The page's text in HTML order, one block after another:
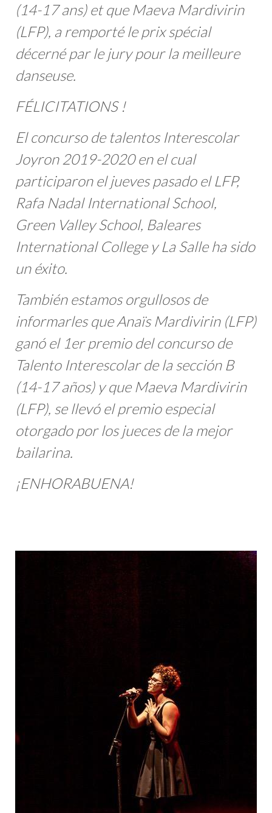
(14-17 ans) et que Maeva Mardivirin
(LFP), a remporté le prix spécial
décerné par le jury pour la meilleure
danseuse.
FÉLICITATIONS !
El concurso de talentos Interescolar
Joyron 2019-2020 en el cual
participaron el jueves pasado el LFP,
Rafa Nadal International School,
Green Valley School, Baleares
International College y La Salle ha sido
un éxito.
También estamos orgullosos de
informarles que Anaïs Mardivirin (LFP)
ganó el 1er premio del concurso de
Talento Interescolar de la sección B
(14-17 años) y que Maeva Mardivirin
(LFP), se llevó el premio especial
otorgado por los jueces de la mejor
bailarina.
¡ENHORABUENA!